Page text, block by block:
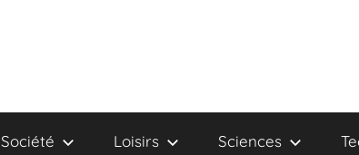
Société Loisirs Sciences